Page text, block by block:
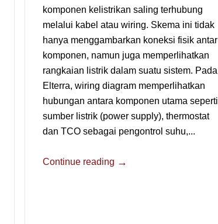
komponen kelistrikan saling terhubung
melalui kabel atau wiring. Skema ini tidak
hanya menggambarkan koneksi fisik antar
komponen, namun juga memperlihatkan
rangkaian listrik dalam suatu sistem. Pada
Elterra, wiring diagram memperlihatkan
hubungan antara komponen utama seperti
sumber listrik (power supply), thermostat
dan TCO sebagai pengontrol suhu,...
Continue reading →